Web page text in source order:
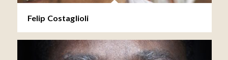
Felip Costaglioli